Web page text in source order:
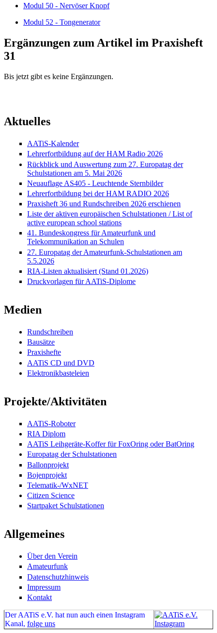
Modul 50 - Nervöser Knopf
Modul 52 - Tongenerator
Ergänzungen zum Artikel im Praxisheft
31
Bis jetzt gibt es keine Ergänzungen.
Aktuelles
AATiS-Kalender
Lehrerfortbildung auf der HAM Radio 2026
Rückblick und Auswertung zum 27. Europatag der
Schulstationen am 5. Mai 2026
Neuauflage AS405 - Leuchtende Sternbilder
Lehrerfortbildung bei der HAM RADIO 2026
Praxisheft 36 und Rundschreiben 2026 erschienen
Liste der aktiven europäischen Schulstationen / List of
active european school stations
41. Bundeskongress für Amateurfunk und
Telekommunikation an Schulen
27. Europatag der Amateurfunk-Schulstationen am
5.5.2026
RIA-Listen aktualisiert (Stand 01.2026)
Druckvorlagen für AATiS-Diplome
Medien
Rundschreiben
Bausätze
Praxishefte
AATiS CD und DVD
Elektronikbasteleien
Projekte/Aktivitäten
AATiS-Roboter
RIA Diplom
AATiS Leihgeräte-Koffer für FoxOring oder BatOring
Europatag der Schulstationen
Ballonprojekt
Bojenprojekt
Telematik-/WxNET
Citizen Science
Startpaket Schulstationen
Allgemeines
Über den Verein
Amateurfunk
Datenschutzhinweis
Impressum
Kontakt
Der AATiS e.V. hat nun auch einen Instagram
Kanal, folge uns